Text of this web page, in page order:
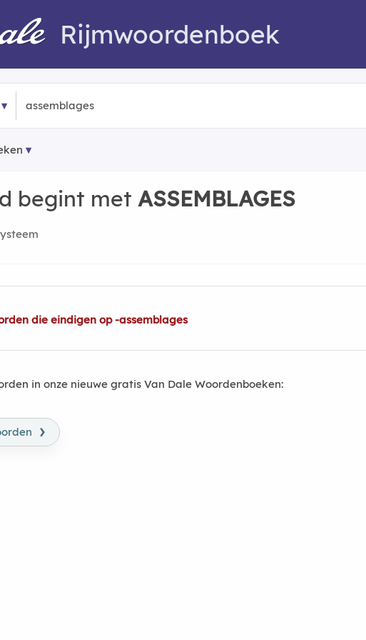
Rijmwoordenboek
begint met ASSEMBLAGES
die eindigen op -assemblages
in onze nieuwe gratis Van Dale Woordenboeken:
›